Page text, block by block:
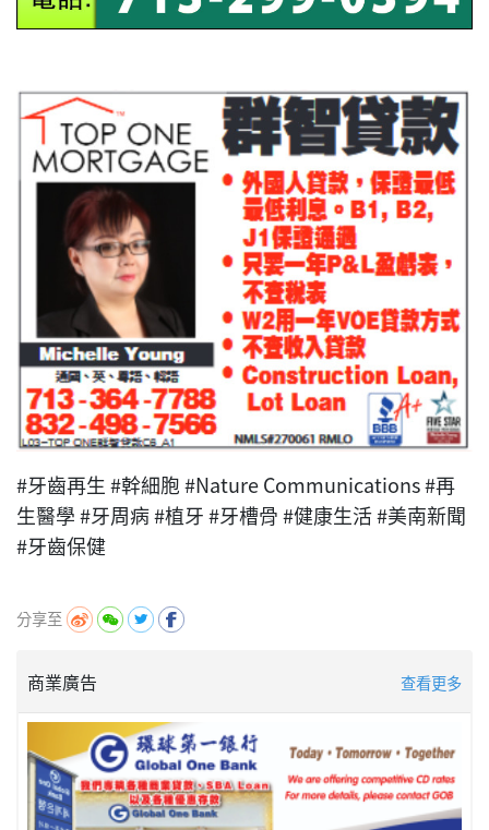
#牙齒再生 #幹細胞 #Nature Communications #再
生醫學 #牙周病 #植牙 #牙槽骨 #健康生活 #美南新聞
#牙齒保健
分享至
商業廣告 查看更多